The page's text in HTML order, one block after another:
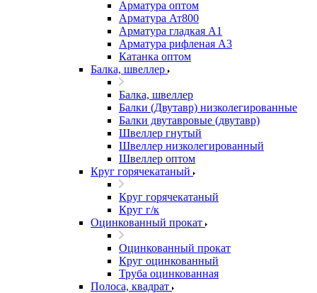
Арматура оптом
Арматура Ат800
Арматура гладкая А1
Арматура рифленая А3
Катанка оптом
Балка, швеллер
Балка, швеллер
Балки (Двутавр) низколегированные
Балки двутавровые (двутавр)
Швеллер гнутый
Швеллер низколегированный
Швеллер оптом
Круг горячекатаный
Круг горячекатаный
Круг г/к
Оцинкованный прокат
Оцинкованный прокат
Круг оцинкованный
Труба оцинкованная
Полоса, квадрат